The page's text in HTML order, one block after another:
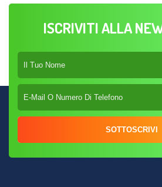
ISCRIVITI ALLA
SOTTOSCRIVI